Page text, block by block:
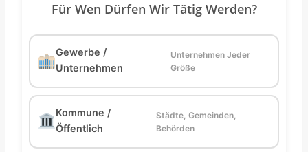
Für Wen Dürfen Wir Tätig Werden?
Gewerbe /
Unternehmen
Unternehmen Jeder
Größe
Kommune /
Öffentlich
Städte, Gemeinden,
Behörden